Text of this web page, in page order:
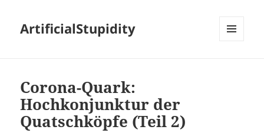
ArtificialStupidity
Corona-Quark:
Hochkonjunktur der
Quatschköpfe (Teil 2)